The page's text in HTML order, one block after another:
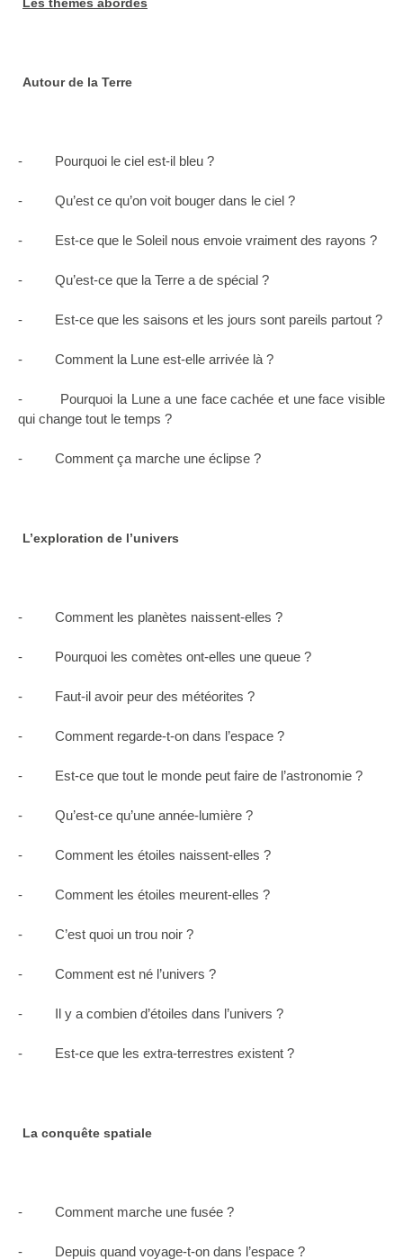
Autour de la Terre
- Pourquoi le ciel est-il bleu ?
- Qu’est ce qu’on voit bouger dans le ciel ?
- Est-ce que le Soleil nous envoie vraiment des rayons ?
- Qu’est-ce que la Terre a de spécial ?
- Est-ce que les saisons et les jours sont pareils partout ?
- Comment la Lune est-elle arrivée là ?
- Pourquoi la Lune a une face cachée et une face visible
qui change tout le temps ?
- Comment ça marche une éclipse ?
L’exploration de l’univers
- Comment les planètes naissent-elles ?
- Pourquoi les comètes ont-elles une queue ?
- Faut-il avoir peur des météorites ?
- Comment regarde-t-on dans l’espace ?
- Est-ce que tout le monde peut faire de l’astronomie ?
- Qu’est-ce qu’une année-lumière ?
- Comment les étoiles naissent-elles ?
- Comment les étoiles meurent-elles ?
- C’est quoi un trou noir ?
- Comment est né l’univers ?
- Il y a combien d’étoiles dans l’univers ?
- Est-ce que les extra-terrestres existent ?
La conquête spatiale
- Comment marche une fusée ?
- Depuis quand voyage-t-on dans l’espace ?